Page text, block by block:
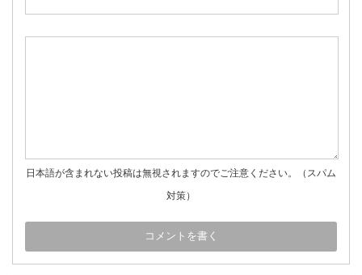
日本語が含まれない投稿は無視されますのでご注意ください。（スパム
対策）